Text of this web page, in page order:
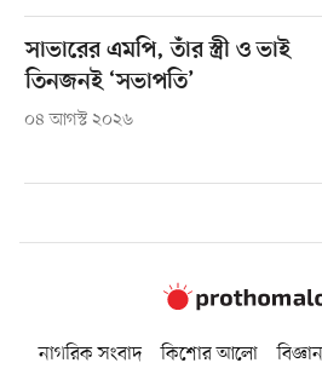
সাভারের এমপি, তাঁর স্ত্রী ও ভাই
তিনজনই ‘সভাপতি’
০৪ আগস্ট ২০২৬
নাগরিক সংবাদ কিশোর আলো